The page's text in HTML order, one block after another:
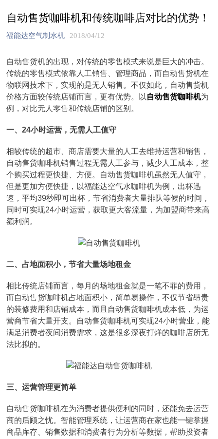
自动售货咖啡机和传统咖啡店对比的优势！
福能达空气制水机 2018/04/12
自动售货机的出现，对传统的零售模式来说是巨大的冲击。
传统的零售模式依靠人工销售、管理商品，而自动售货机在
物联网技术下，实现的是无人销售。不仅如此，自动售货机
价格方面较传统店铺而言，更有优势。以 自动售货咖啡机为
例，对比无人零售和传统店铺的区别。
一、24小时运营，无需人工值守
相较传统的超市、商店需要大量的人工去维持运营和销售，
自动售货咖啡机销售过程无需人工参与，减少人工成本，整
个购买过程更快捷、方便。自动售货咖啡机虽然无人值守，
但是更加方便快捷，以福能达空气水咖啡机为例，出杯迅
速，平均39秒即可出杯，节省消费者大量排队等候的时间，
同时可实现24小时运营，获取更大客流量，为加盟商带来高
额利润。
二、占地面积小，节省大量场地租金
相比传统店铺而言，每月的场地租金就是一笔不菲的费用，
而自动售货咖啡机占地面积小，简单易操作，不仅节省昂贵
的装修费用和店铺成本，而且自动售货咖啡机成本低，为运
营商节省大量开支。自动售货咖啡机可实现24小时营业，能
满足消费者夜间消费需求，这是很多深夜打烊的咖啡店所无
法比拟的。
三、运营管理更简单
自动售货咖啡机在为消费者提供便利的同时，还能免去运营
商的后顾之忧。智能管理系统，让运营商在家也能一键掌握
商品库存、销售数据和消费者行为分析等数据，帮助投资者